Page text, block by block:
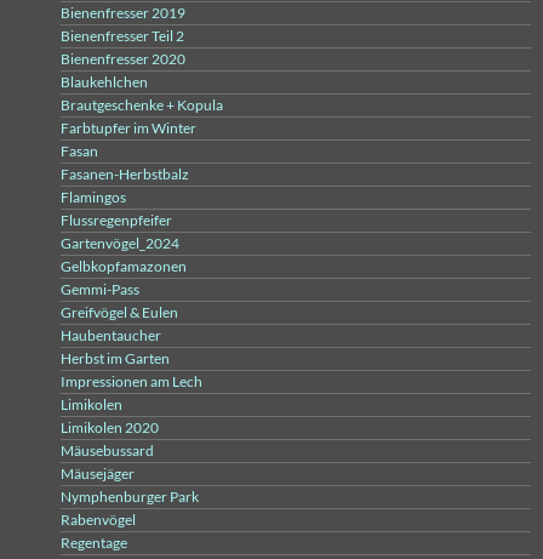
Bienenfresser 2019
Bienenfresser Teil 2
Bienenfresser 2020
Blaukehlchen
Brautgeschenke + Kopula
Farbtupfer im Winter
Fasan
Fasanen-Herbstbalz
Flamingos
Flussregenpfeifer
Gartenvögel_2024
Gelbkopfamazonen
Gemmi-Pass
Greifvögel & Eulen
Haubentaucher
Herbst im Garten
Impressionen am Lech
Limikolen
Limikolen 2020
Mäusebussard
Mäusejäger
Nymphenburger Park
Rabenvögel
Regentage